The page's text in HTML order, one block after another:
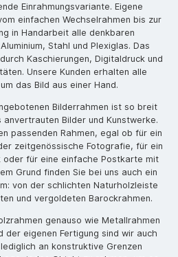
Einrahmungsvariante. Eigene
einfachen Wechselrahmen bis zur
in Handarbeit alle denkbaren
Stahl und Plexiglas. Das
Kaschierungen, Digitaldruck und
Unsere Kunden erhalten alle
das Bild aus einer Hand.
Bilderrahmen ist so breit
Bilder und Kunstwerke.
passenden Rahmen, egal ob für ein
zeitgenössische Fotografie, für ein
oder für eine einfache Postkarte mit
Grund finden Sie bei uns auch ein
von der schlichten Naturholzleiste
und vergoldeten Barockrahmen.
genauso wie Metallrahmen
der eigenen Fertigung sind wir auch
an konstruktive Grenzen